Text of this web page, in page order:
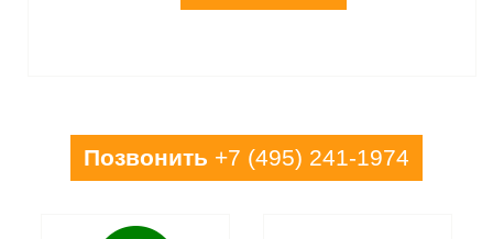
Позвонить +7 (495) 241-1974